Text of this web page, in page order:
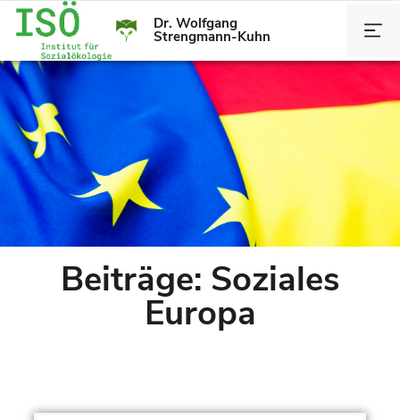
Dr. Wolfgang
Strengmann-Kuhn
Beiträge: Soziales
Europa